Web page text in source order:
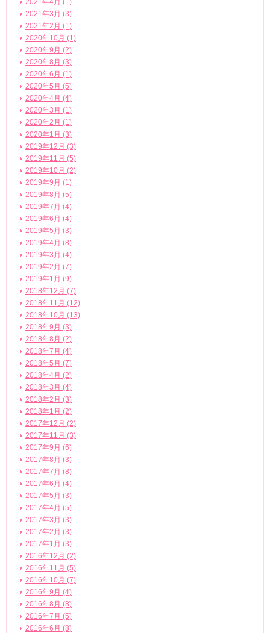
2021年4月 (1)
2021年3月 (3)
2021年2月 (1)
2020年10月 (1)
2020年9月 (2)
2020年8月 (3)
2020年6月 (1)
2020年5月 (5)
2020年4月 (4)
2020年3月 (1)
2020年2月 (1)
2020年1月 (3)
2019年12月 (3)
2019年11月 (5)
2019年10月 (2)
2019年9月 (1)
2019年8月 (5)
2019年7月 (4)
2019年6月 (4)
2019年5月 (3)
2019年4月 (8)
2019年3月 (4)
2019年2月 (7)
2019年1月 (9)
2018年12月 (7)
2018年11月 (12)
2018年10月 (13)
2018年9月 (3)
2018年8月 (2)
2018年7月 (4)
2018年5月 (7)
2018年4月 (2)
2018年3月 (4)
2018年2月 (3)
2018年1月 (2)
2017年12月 (2)
2017年11月 (3)
2017年9月 (6)
2017年8月 (3)
2017年7月 (8)
2017年6月 (4)
2017年5月 (3)
2017年4月 (5)
2017年3月 (3)
2017年2月 (3)
2017年1月 (3)
2016年12月 (2)
2016年11月 (5)
2016年10月 (7)
2016年9月 (4)
2016年8月 (8)
2016年7月 (5)
2016年6月 (8)